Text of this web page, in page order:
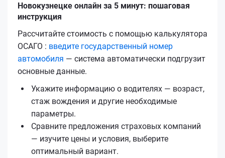
Новокузнецке онлайн за 5 минут: пошаговая
инструкция
Рассчитайте стоимость с помощью калькулятора
ОСАГО : введите государственный номер
автомобиля — система автоматически подгрузит
основные данные.
Укажите информацию о водителях — возраст,
стаж вождения и другие необходимые
параметры.
Сравните предложения страховых компаний
— изучите цены и условия, выберите
оптимальный вариант.